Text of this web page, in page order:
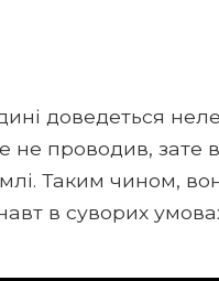
доведеться
не проводив, зате
Таким чином,
в суворих